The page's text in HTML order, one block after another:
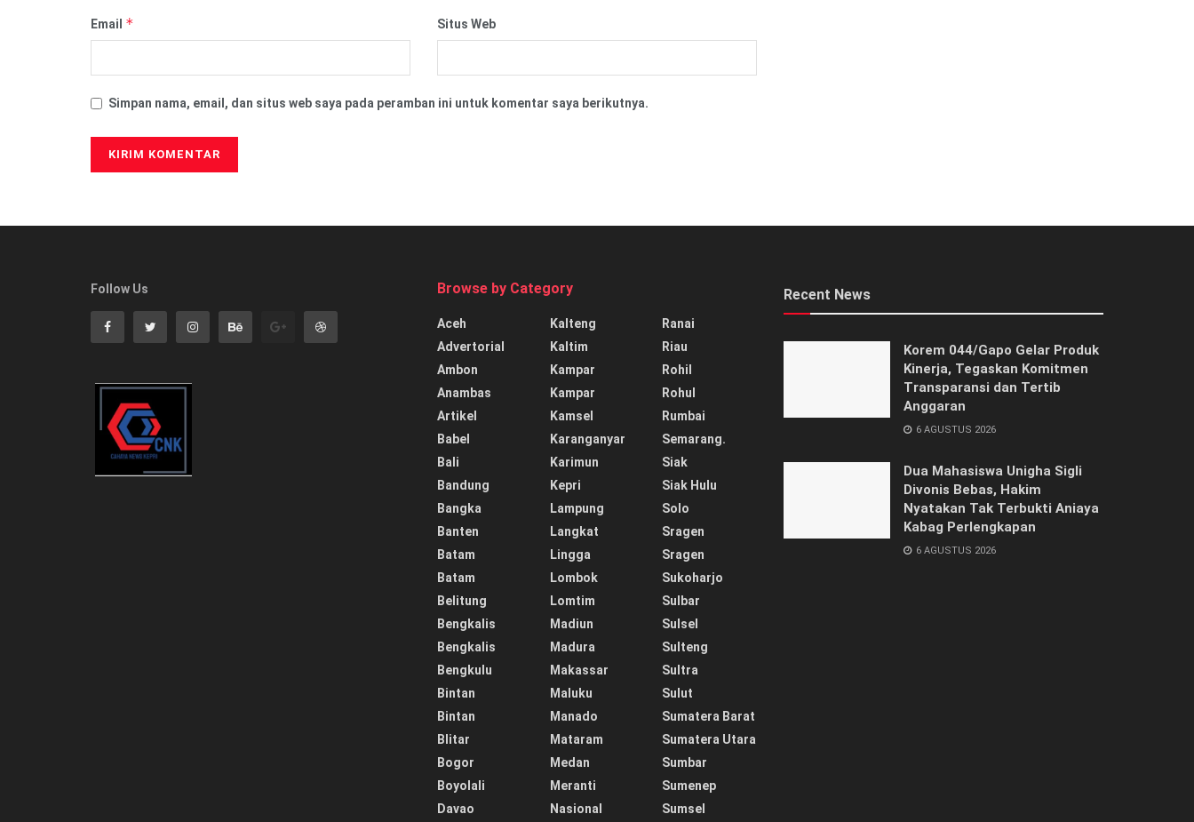
Email * Situs Web
Simpan nama, email, dan situs web saya pada peramban ini untuk komentar saya berikutnya.
Follow Us Browse by Category
Aceh
Advertorial
Ambon
Anambas
Artikel
Babel
Bali
Bandung
Bangka
Banten
Batam
Batam
Belitung
Bengkalis
Bengkalis
Bengkulu
Bintan
Bintan
Blitar
Bogor
Boyolali
Davao
Kalteng
Kaltim
Kampar
Kampar
Kamsel
Karanganyar
Karimun
Kepri
Lampung
Langkat
Lingga
Lombok
Lomtim
Madiun
Madura
Makassar
Maluku
Manado
Mataram
Medan
Meranti
Nasional
Ranai
Riau
Rohil
Rohul
Rumbai
Semarang.
Siak
Siak Hulu
Solo
Sragen
Sragen
Sukoharjo
Sulbar
Sulsel
Sulteng
Sultra
Sulut
Sumatera Barat
Sumatera Utara
Sumbar
Sumenep
Sumsel
Recent News
Korem 044/Gapo Gelar Produk
Kinerja, Tegaskan Komitmen
Transparansi dan Tertib
Anggaran
6 AGUSTUS 2026
Dua Mahasiswa Unigha Sigli
Divonis Bebas, Hakim
Nyatakan Tak Terbukti Aniaya
Kabag Perlengkapan
6 AGUSTUS 2026